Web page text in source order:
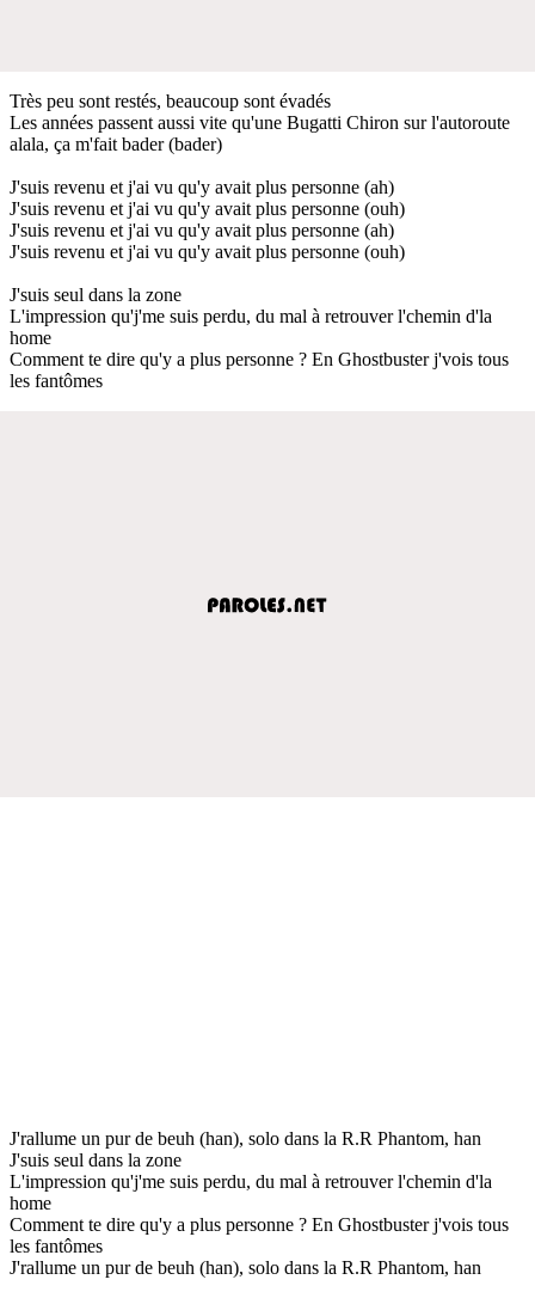
Très peu sont restés, beaucoup sont évadés
Les années passent aussi vite qu'une Bugatti Chiron sur l'autoroute
alala, ça m'fait bader (bader)
J'suis revenu et j'ai vu qu'y avait plus personne (ah)
J'suis revenu et j'ai vu qu'y avait plus personne (ouh)
J'suis revenu et j'ai vu qu'y avait plus personne (ah)
J'suis revenu et j'ai vu qu'y avait plus personne (ouh)
J'suis seul dans la zone
L'impression qu'j'me suis perdu, du mal à retrouver l'chemin d'la
home
Comment te dire qu'y a plus personne ? En Ghostbuster j'vois tous
les fantômes
J'rallume un pur de beuh (han), solo dans la R.R Phantom, han
J'suis seul dans la zone
L'impression qu'j'me suis perdu, du mal à retrouver l'chemin d'la
home
Comment te dire qu'y a plus personne ? En Ghostbuster j'vois tous
les fantômes
J'rallume un pur de beuh (han), solo dans la R.R Phantom, han